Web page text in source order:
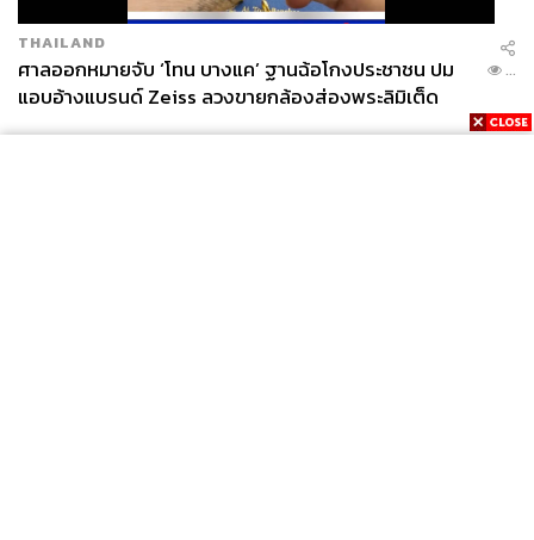
THAILAND
ศาลออกหมายจับ ‘โทน บางแค’ ฐานฉ้อโกงประชาชน ปม
แอบอ้างแบรนด์ Zeiss ลวงขายกล้องส่องพระลิมิเต็ด
...